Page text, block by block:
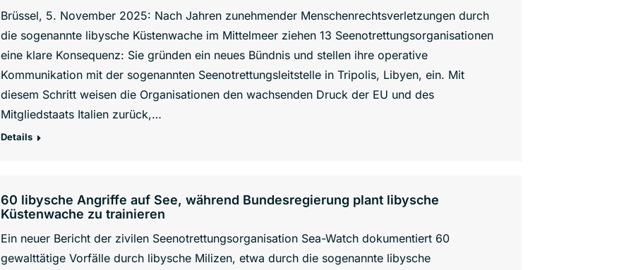
Brüssel, 5. November 2025: Nach Jahren zunehmender Menschenrechtsverletzungen durch
die sogenannte libysche Küstenwache im Mittelmeer ziehen 13 Seenotrettungsorganisationen
eine klare Konsequenz: Sie gründen ein neues Bündnis und stellen ihre operative
Kommunikation mit der sogenannten Seenotrettungsleitstelle in Tripolis, Libyen, ein. Mit
diesem Schritt weisen die Organisationen den wachsenden Druck der EU und des
Mitgliedstaats Italien zurück,…
Details
60 libysche Angriffe auf See, während Bundesregierung plant libysche
Küstenwache zu trainieren
Ein neuer Bericht der zivilen Seenotrettungsorganisation Sea-Watch dokumentiert 60
gewalttätige Vorfälle durch libysche Milizen, etwa durch die sogenannte libysche